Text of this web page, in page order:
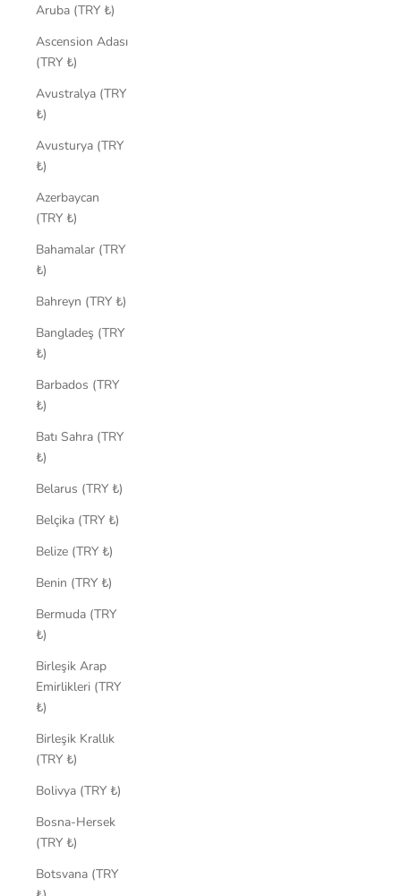
Aruba (TRY ₺)
Ascension Adası
(TRY ₺)
Avustralya (TRY
₺)
Avusturya (TRY
₺)
Azerbaycan
(TRY ₺)
Bahamalar (TRY
₺)
Bahreyn (TRY ₺)
Bangladeş (TRY
₺)
Barbados (TRY
₺)
Batı Sahra (TRY
₺)
Belarus (TRY ₺)
Belçika (TRY ₺)
Belize (TRY ₺)
Benin (TRY ₺)
Bermuda (TRY
₺)
Birleşik Arap
Emirlikleri (TRY
₺)
Birleşik Krallık
(TRY ₺)
Bolivya (TRY ₺)
Bosna-Hersek
(TRY ₺)
Botsvana (TRY